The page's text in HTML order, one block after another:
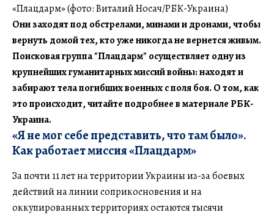
«Плацдарм» (фото: Виталий Носач/РБК-Украина)
Они заходят под обстрелами, минами и дронами, чтобы
вернуть домой тех, кто уже никогда не вернется живым.
Поисковая группа "Плацдарм" осуществляет одну из
крупнейших гуманитарных миссий войны: находят и
забирают тела погибших военных с поля боя. О том, как
это происходит, читайте подробнее в материале РБК-
Украина.
«Я не мог себе представить, что там было».
Как работает миссия «Плацдарм»
За почти 11 лет на территории Украины из-за боевых
действий на линии соприкосновения и на
оккупированных территориях остаются тысячи